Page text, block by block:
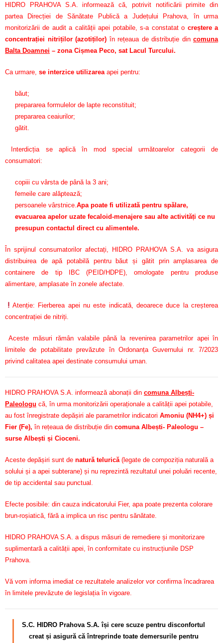
HIDRO PRAHOVA S.A. informează că, potrivit notificării primite din
partea Direcției de Sănătate Publică a Județului Prahova, în urma
monitorizării de audit a calității apei potabile, s-a constatat o creștere a
concentrației nitriților (azotiților) în rețeaua de distribuție din comuna
Balta Doamnei – zona Cișmea Peco, sat Lacul Turcului.
Ca urmare, se interzice utilizarea apei pentru:
băut;
prepararea formulelor de lapte reconstituit;
prepararea ceaiurilor;
gătit.
Interdicția se aplică în mod special următoarelor categorii de
consumatori:
copiii cu vârsta de până la 3 ani;
femeile care alăptează;
persoanele vârstnice. Apa poate fi utilizată pentru spălare,
evacuarea apelor uzate fecaloid-menajere sau alte activități ce nu
presupun contactul direct cu alimentele.
În sprijinul consumatorilor afectați, HIDRO PRAHOVA S.A. va asigura
distribuirea de apă potabilă pentru băut și gătit prin amplasarea de
containere de tip IBC (PEID/HDPE), omologate pentru produse
alimentare, amplasate în zonele afectate.
Atenție: Fierberea apei nu este indicată, deoarece duce la creșterea
concentrației de nitriți.
Aceste măsuri rămân valabile până la revenirea parametrilor apei în
limitele de potabilitate prevăzute în Ordonanța Guvernului nr. 7/2023
privind calitatea apei destinate consumului uman.
HIDRO PRAHOVA S.A. informează abonații din comuna Albești-
Paleologu că, în urma monitorizării operaționale a calității apei potabile,
au fost înregistrate depășiri ale parametrilor indicatori Amoniu (NH4+) și
Fier (Fe), în rețeaua de distribuție din comuna Albești- Paleologu –
surse Albești și Cioceni.
Aceste depășiri sunt de natură telurică(legate de compoziția naturală a
solului și a apei subterane) și nu reprezintă rezultatul unei poluări recente,
de tip accidental sau punctual.
Efecte posibile: din cauza indicatorului Fier, apa poate prezenta colorare
brun-roșiatică, fără a implica un risc pentru sănătate.
HIDRO PRAHOVA S.A. a dispus măsuri de remediere și monitorizare
suplimentară a calității apei, în conformitate cu instrucțiunile DSP
Prahova.
Vă vom informa imediat ce rezultatele analizelor vor confirma încadrarea
în limitele prevăzute de legislația în vigoare.
S.C. HIDRO Prahova S.A. își cere scuze pentru disconfortul
creat și asigură că întreprinde toate demersurile pentru